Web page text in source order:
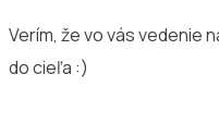
Verím, že vo vás vedenie
do cieľa :)